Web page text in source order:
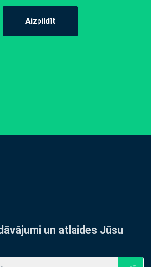
Aizpildīt
un atlaides Jūsu